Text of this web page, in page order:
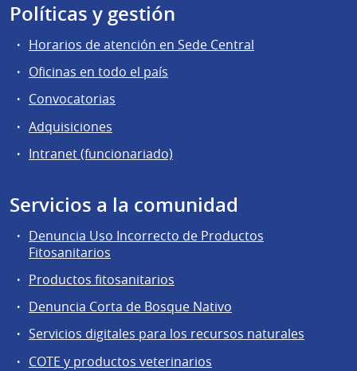
Políticas y gestión
Horarios de atención en Sede Central
Oficinas en todo el país
Convocatorias
Adquisiciones
Intranet (funcionariado)
Servicios a la comunidad
Denuncia Uso Incorrecto de Productos
Fitosanitarios
Productos fitosanitarios
Denuncia Corta de Bosque Nativo
Servicios digitales para los recursos naturales
COTE y productos veterinarios